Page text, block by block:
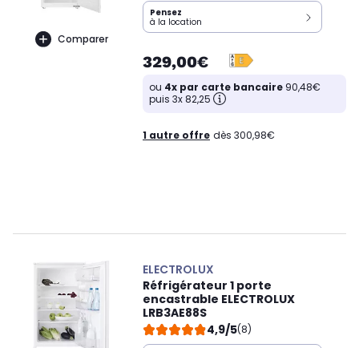
Comparer
Pensez
à la location
329,00€
ou 4x par carte bancaire 90,48€
puis 3x 82,25
1 autre offre dès 300,98€
ELECTROLUX
Réfrigérateur 1 porte
encastrable ELECTROLUX
LRB3AE88S
4,9/5(8)